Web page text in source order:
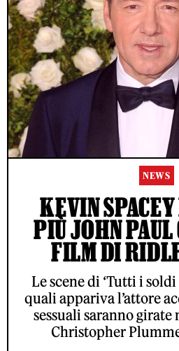
NEWS
KEVIN
PIÙ JOHN
FILM DI
Le scene di ‘Tutti i
quali appariva l’attore
sessuali saranno
Christopher